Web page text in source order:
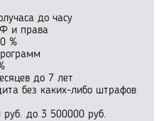
до часу
и права
%
до 7 лет
без каких-либо штрафов
до 3 500000 руб.